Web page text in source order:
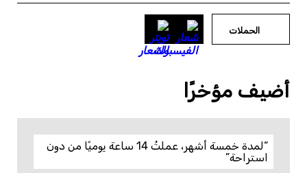
الحملات
أضيف مؤخرًا
“لمدة خمسة أشهر، عملتُ 14 ساعة يوميًا من دون
استراحة”